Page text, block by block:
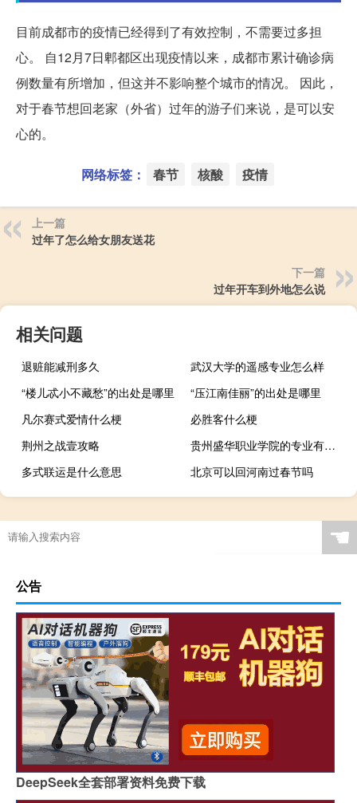
目前成都市的疫情已经得到了有效控制，不需要过多担
心。 自12月7日郫都区出现疫情以来，成都市累计确诊病
例数量有所增加，但这并不影响整个城市的情况。 因此，
对于春节想回老家（外省）过年的游子们来说，是可以安
心的。
网络标签： 春节 核酸 疫情
上一篇
过年了怎么给女朋友送花
下一篇
过年开车到外地怎么说
相关问题
退赃能减刑多久
武汉大学的遥感专业怎么样
“楼儿忒小不藏愁”的出处是哪里
“压江南佳丽”的出处是哪里
凡尔赛式爱情什么梗
必胜客什么梗
荆州之战壹攻略
贵州盛华职业学院的专业有哪些
多式联运是什么意思
北京可以回河南过春节吗
☚
公告
DeepSeek全套部署资料免费下载